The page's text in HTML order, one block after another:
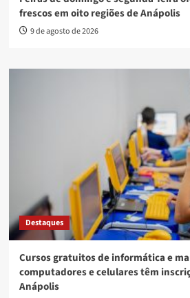
frescos em oito regiões de Anápolis
9 de agosto de 2026
Destaques
Cursos gratuitos de informática e
computadores e celulares têm
Anápolis